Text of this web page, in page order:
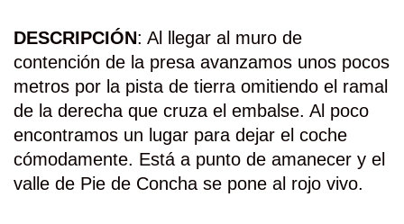
DESCRIPCIÓN: Al llegar al muro de
contención de la presa avanzamos unos pocos
metros por la pista de tierra omitiendo el ramal
de la derecha que cruza el embalse. Al poco
encontramos un lugar para dejar el coche
cómodamente. Está a punto de amanecer y el
valle de Pie de Concha se pone al rojo vivo.